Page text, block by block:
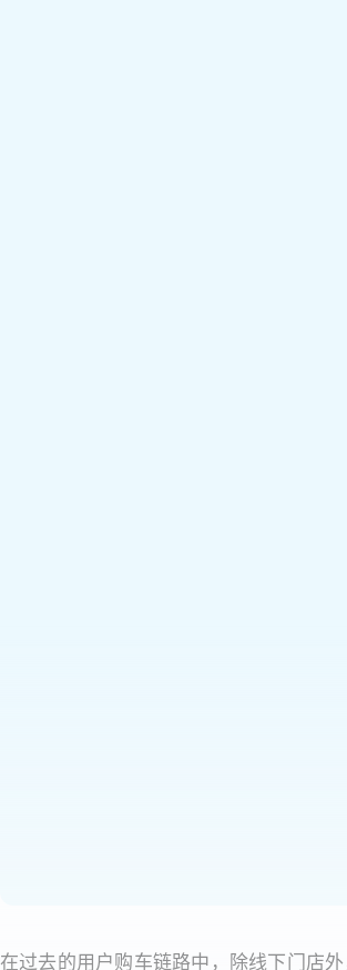
在过去的用户购车链路中，除线下门店